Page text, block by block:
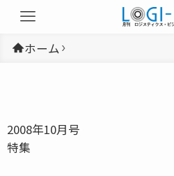
ホーム
2008年10月号
特集